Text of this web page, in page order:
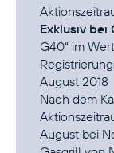
Exklusiv bei
G40“ im
August 2018
Nach dem
August bei